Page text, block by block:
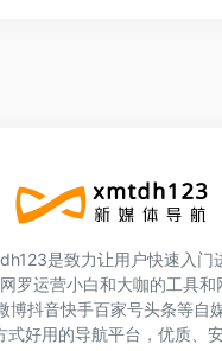
是致力让用户快速入门
罗运营小白和大咖的工具和
博抖音快手百家号头条等自
式好用的导航平台，优质、